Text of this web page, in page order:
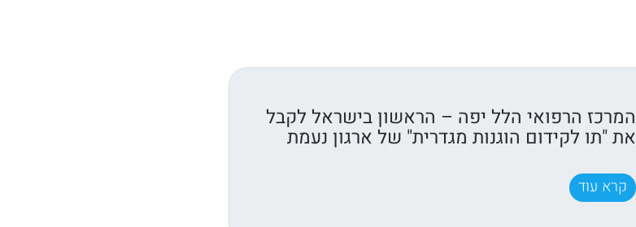
המרכז הרפואי הלל יפה – הראשון בישראל לקבל
את "תו לקידום הוגנות מגדרית" של ארגון נעמת
קרא עוד